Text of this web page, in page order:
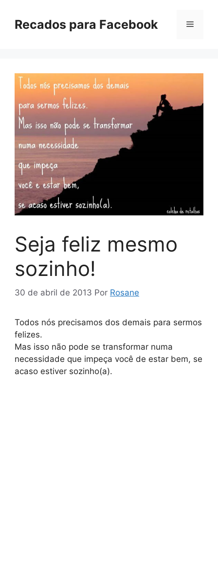
paraRecados para Facebook Menu
Seja feliz mesmo
sozinho!
30 de abril de 2013 Por Rosane
Todos nós precisamos dos demais para sermos
felizes.
Mas isso não pode se transformar numa
necessidade que impeça você de estar bem, se
acaso estiver sozinho(a).